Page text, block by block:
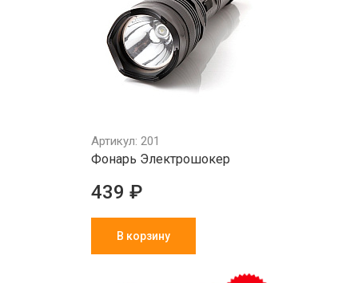
Артикул: 201
Фонарь Электрошокер
439 ₽
В корзину